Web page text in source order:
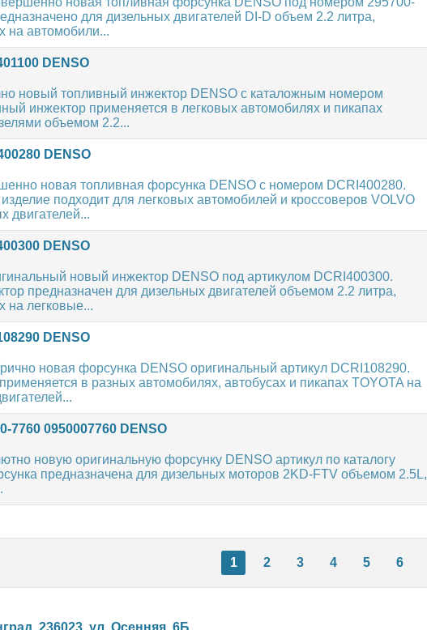
для дизельных двигателей DI-D объем 2.2 литра,
на автомобили...
DENSO
новый топливный инжектор DENSO с каталожным номером
инжектор применяется в легковых автомобилях и пикапах
объемом 2.2...
DENSO
новая топливная форсунка DENSO с номером DCRI400280.
подходит для легковых автомобилей и кроссоверов VOLVO
двигателей...
DENSO
новый инжектор DENSO под артикулом DCRI400300.
предназначен для дизельных двигателей объемом 2.2 литра,
на легковые...
DENSO
новая форсунка DENSO оригинальный артикул DCRI108290.
в разных автомобилях, автобусах и пикапах TOYOTA на
7760 0950007760 DENSO
новую оригинальную форсунку DENSO артикул по каталогу
предназначена для дизельных моторов 2KD-FTV объемом 2.5L,
1 2 3 4 5 6
236023 ул. Осенняя, 6Б